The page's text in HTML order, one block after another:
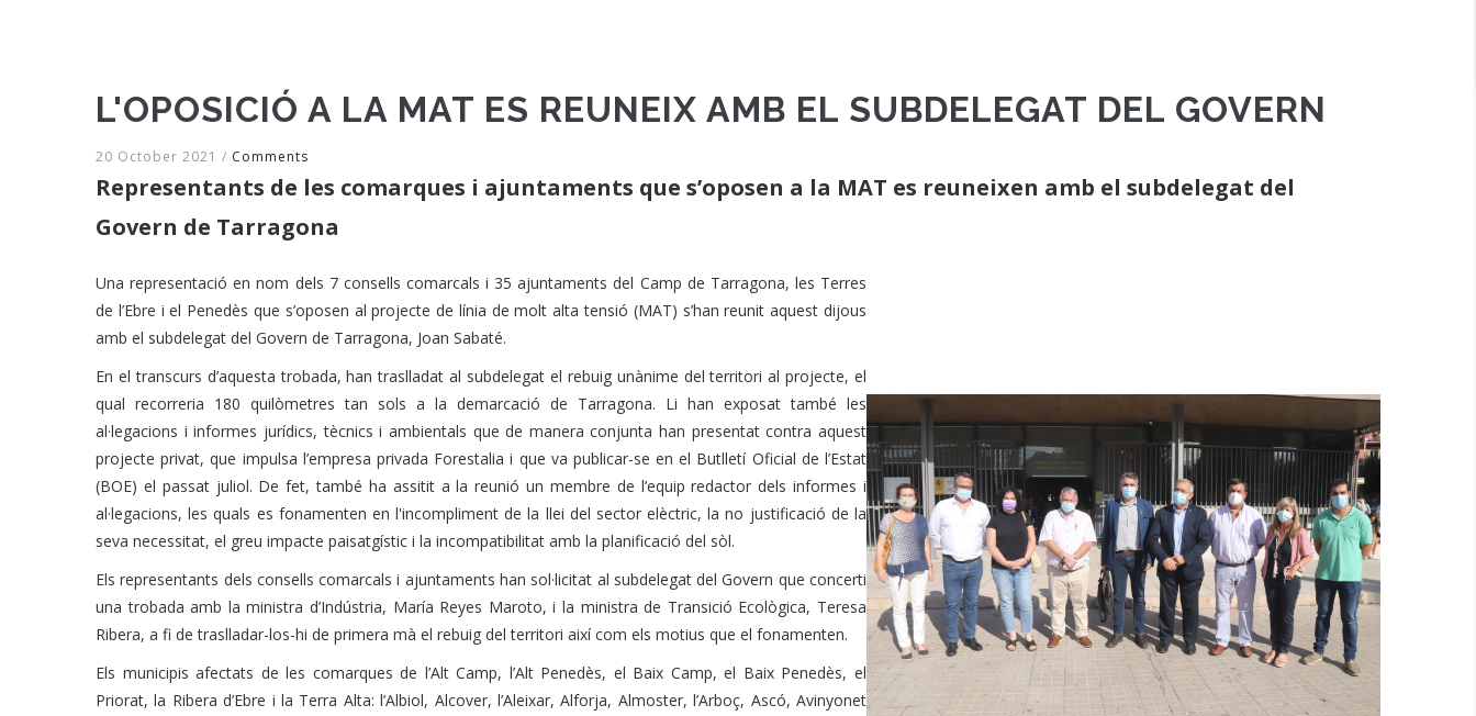
L'OPOSICIÓ A LA MAT ES REUNEIX AMB EL SUBDELEGAT DEL GOVERN
20 October 2021 / Comments
Representants de les comarques i ajuntaments que s’oposen a la MAT es reuneixen amb el subdelegat del
Govern de Tarragona
Una representació en nom dels 7 consells comarcals i 35 ajuntaments del Camp de Tarragona, les Terres
de l’Ebre i el Penedès que s’oposen al projecte de línia de molt alta tensió (MAT) s’han reunit aquest dijous
amb el subdelegat del Govern de Tarragona, Joan Sabaté.
En el transcurs d’aquesta trobada, han traslladat al subdelegat el rebuig unànime del territori al projecte, el
qual recorreria 180 quilòmetres tan sols a la demarcació de Tarragona. Li han exposat també les
al·legacions i informes jurídics, tècnics i ambientals que de manera conjunta han presentat contra aquest
projecte privat, que impulsa l’empresa privada Forestalia i que va publicar-se en el Butlletí Oficial de l’Estat
(BOE) el passat juliol. De fet, també ha assitit a la reunió un membre de l’equip redactor dels informes i
al·legacions, les quals es fonamenten en l'incompliment de la llei del sector elèctric, la no justificació de la
seva necessitat, el greu impacte paisatgístic i la incompatibilitat amb la planificació del sòl.
Els representants dels consells comarcals i ajuntaments han sol·licitat al subdelegat del Govern que concerti
una trobada amb la ministra d’Indústria, María Reyes Maroto, i la ministra de Transició Ecològica, Teresa
Ribera, a fi de traslladar-los-hi de primera mà el rebuig del territori així com els motius que el fonamenten.
Els municipis afectats de les comarques de l’Alt Camp, l’Alt Penedès, el Baix Camp, el Baix Penedès, el
Priorat, la Ribera d’Ebre i la Terra Alta: l’Albiol, Alcover, l’Aleixar, Alforja, Almoster, l’Arboç, Ascó, Avinyonet